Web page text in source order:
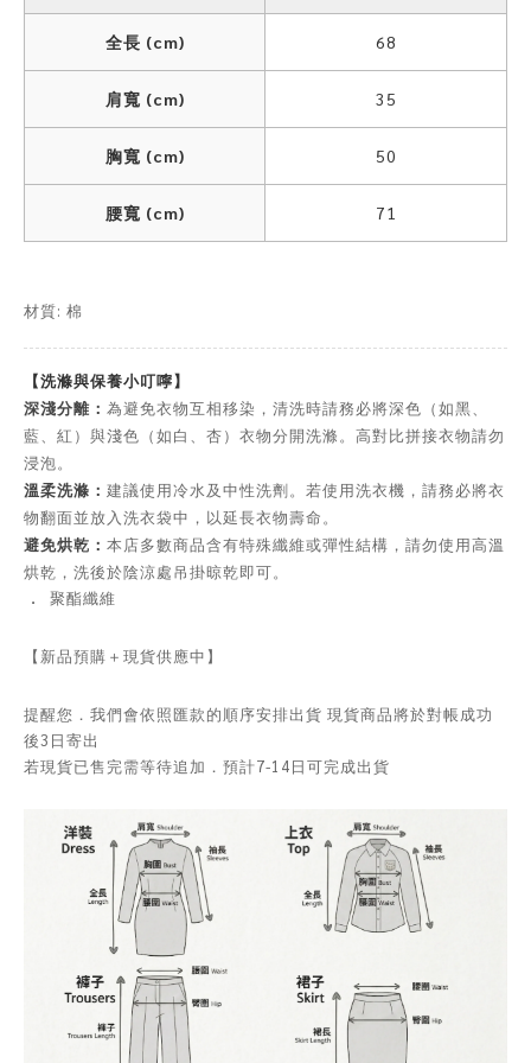
全長 (cm) 68
肩寬 (cm) 35
胸寬 (cm) 50
腰寬 (cm) 71
材質: 棉
【洗滌與保養小叮嚀】
深淺分離： 為避免衣物互相移染，清洗時請務必將深色（如黑、
藍、紅）與淺色（如白、杏）衣物分開洗滌。高對比拼接衣物請勿
浸泡。
溫柔洗滌： 建議使用冷水及中性洗劑。若使用洗衣機，請務必將衣
物翻面並放入洗衣袋中，以延長衣物壽命。
避免烘乾： 本店多數商品含有特殊纖維或彈性結構，請勿使用高溫
烘乾，洗後於陰涼處吊掛晾乾即可。
． 聚酯纖維
【新品預購＋現貨供應中】
提醒您．我們會依照匯款的順序安排出貨 現貨商品將於對帳成功
後3日寄出
若現貨已售完需等待追加．預計7-14日可完成出貨